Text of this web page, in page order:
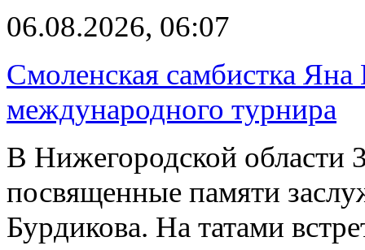
06.08.2026, 06:07
Смоленская самбистка Яна
международного турнира
В Нижегородской области
посвященные памяти
Бурдикова. На татами